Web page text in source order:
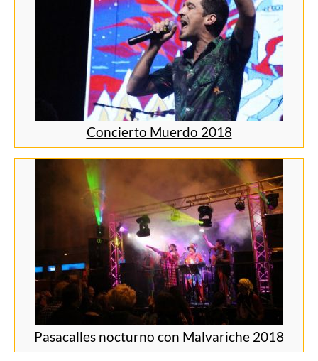
Concierto Muerdo 2018
Pasacalles nocturno con Malvariche 2018